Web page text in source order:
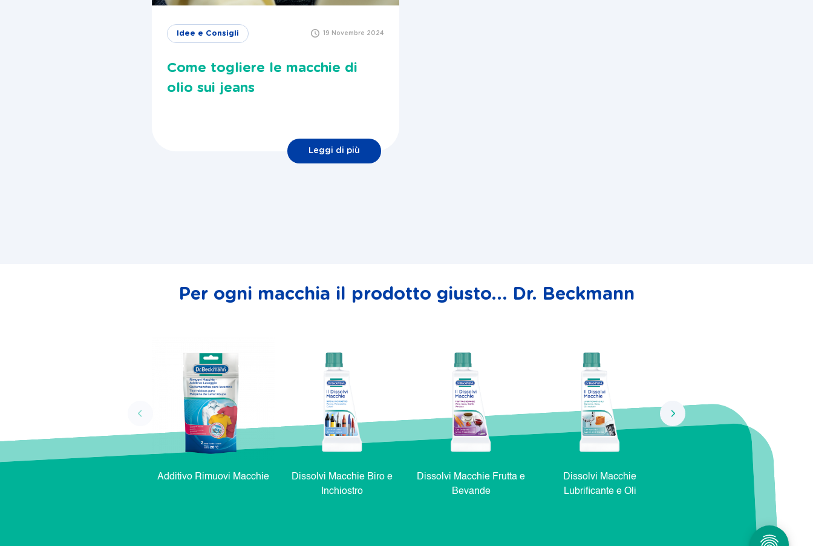
Idee e Consigli 19 Novembre 2024
Come togliere le macchie di
olio sui jeans
Leggi di più
Per ogni macchia il prodotto giusto... Dr. Beckmann
Additivo Rimuovi Macchie
Dissolvi Macchie Biro e
Inchiostro
Dissolvi Macchie Frutta e
Bevande
Dissolvi Macchie
Lubrificante e Oli
Dissolvi Macchie Natura e